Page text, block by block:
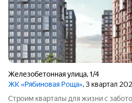
Железобетонная улица,1/4
ЖК «Рябиновая Роща», 3 квартал
Строим кварталы для жизни с